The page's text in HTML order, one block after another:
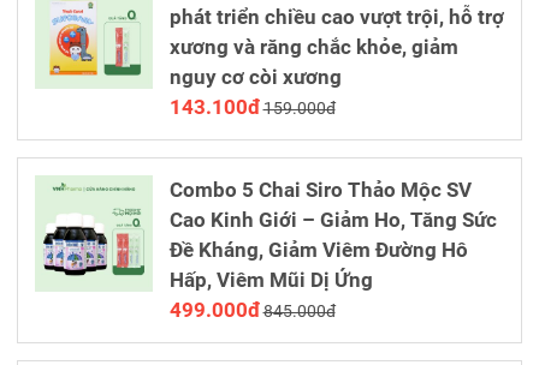
phát triển chiều cao vượt trội, hỗ trợ
xương và răng chắc khỏe, giảm
nguy cơ còi xương
143.100đ159.000đ
Combo 5 Chai Siro Thảo Mộc SV
Cao Kinh Giới – Giảm Ho, Tăng Sức
Đề Kháng, Giảm Viêm Đường Hô
Hấp, Viêm Mũi Dị Ứng
499.000đ845.000đ